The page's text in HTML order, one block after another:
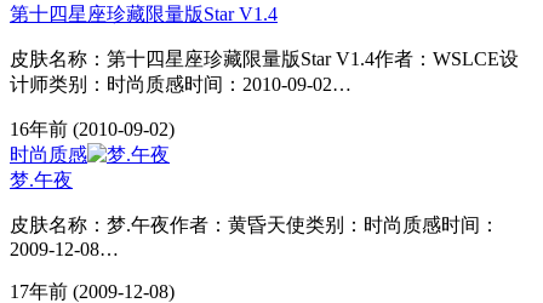
第十四星座珍藏限量版Star V1.4
皮肤名称：第十四星座珍藏限量版Star V1.4作者：WSLCE设
计师类别：时尚质感时间：2010-09-02…
16年前 (2010-09-02)
时尚质感
梦.午夜
皮肤名称：梦.午夜作者：黄昏天使类别：时尚质感时间：
2009-12-08…
17年前 (2009-12-08)